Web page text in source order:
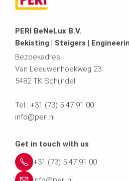
PERI BeNeLux B.V.
Bekisting | Steigers |
Bezoekadres:
Van Leeuwenhoekweg 23
5482 TK Schijndel
Tel.: +31 (73) 5 47 91 00
info@peri.nl
Get in touch with us
+31 (73) 5 47 91 00